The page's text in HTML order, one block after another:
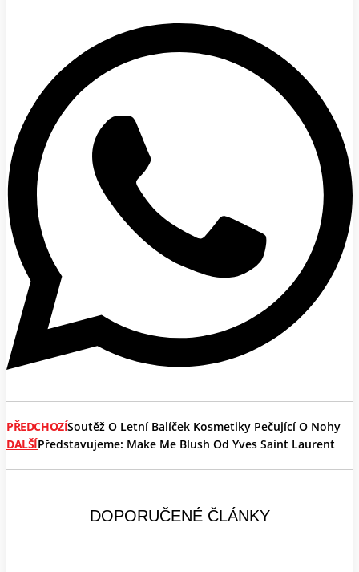
PŘEDCHOZÍSoutěž O Letní Balíček Kosmetiky Pečující O Nohy
DALŠÍPředstavujeme: Make Me Blush Od Yves Saint Laurent
DOPORUČENÉ ČLÁNKY